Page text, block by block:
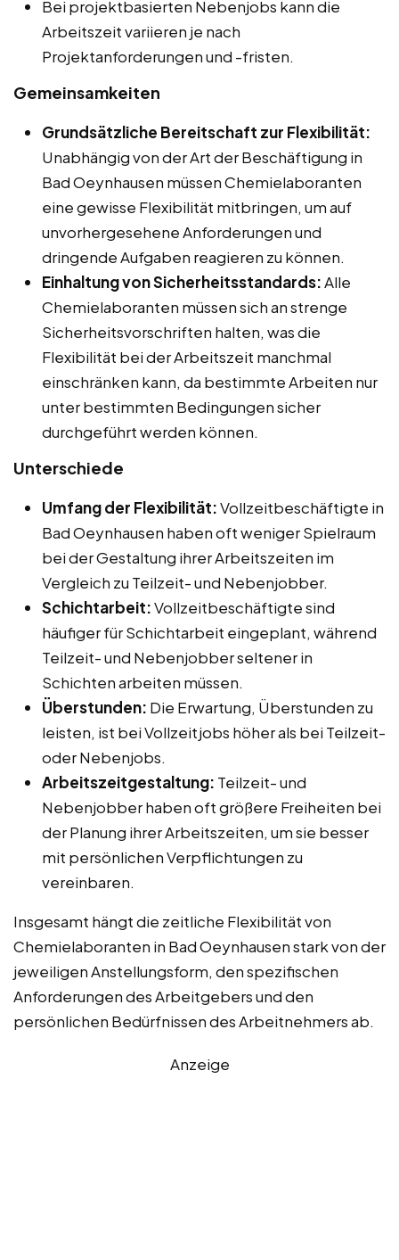
Bei projektbasierten Nebenjobs kann die
Arbeitszeit variieren je nach
Projektanforderungen und -fristen.
Gemeinsamkeiten
Grundsätzliche Bereitschaft zur Flexibilität:
Unabhängig von der Art der Beschäftigung in
Bad Oeynhausen müssen Chemielaboranten
eine gewisse Flexibilität mitbringen, um auf
unvorhergesehene Anforderungen und
dringende Aufgaben reagieren zu können.
Einhaltung von Sicherheitsstandards:Alle
Chemielaboranten müssen sich an strenge
Sicherheitsvorschriften halten, was die
Flexibilität bei der Arbeitszeit manchmal
einschränken kann, da bestimmte Arbeiten nur
unter bestimmten Bedingungen sicher
durchgeführt werden können.
Unterschiede
Umfang der Flexibilität:Vollzeitbeschäftigte in
Bad Oeynhausen haben oft weniger Spielraum
bei der Gestaltung ihrer Arbeitszeiten im
Vergleich zu Teilzeit- und Nebenjobber.
Schichtarbeit:Vollzeitbeschäftigte sind
häufiger für Schichtarbeit eingeplant, während
Teilzeit- und Nebenjobber seltener in
Schichten arbeiten müssen.
Überstunden: Die Erwartung, Überstunden zu
leisten, ist bei Vollzeitjobs höher als bei Teilzeit-
oder Nebenjobs.
Arbeitszeitgestaltung: Teilzeit- und
Nebenjobber haben oft größere Freiheiten bei
der Planung ihrer Arbeitszeiten, um sie besser
mit persönlichen Verpflichtungen zu
vereinbaren.
Insgesamt hängt die zeitliche Flexibilität von
Chemielaboranten in Bad Oeynhausen stark von der
jeweiligen Anstellungsform, den spezifischen
Anforderungen des Arbeitgebers und den
persönlichen Bedürfnissen des Arbeitnehmers ab.
Anzeige